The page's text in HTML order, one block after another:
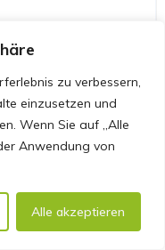
zu verbessern,
einzusetzen und
Wenn Sie auf „Alle
Anwendung von
Alle akzeptieren